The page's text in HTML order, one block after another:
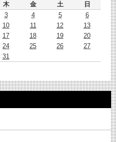
木 金 土
日
3 4 5
6
10 11 12
13
17 18 19
20
24 25 26
27
31